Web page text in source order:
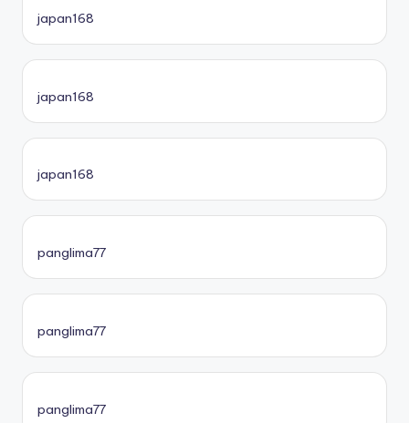
japan168
japan168
japan168
panglima77
panglima77
panglima77